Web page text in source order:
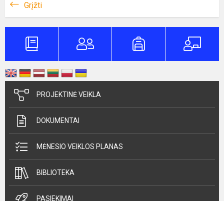
Grįžti
PROJEKTINĖ VEIKLA
DOKUMENTAI
MĖNESIO VEIKLOS PLANAS
BIBLIOTEKA
PASIEKIMAI